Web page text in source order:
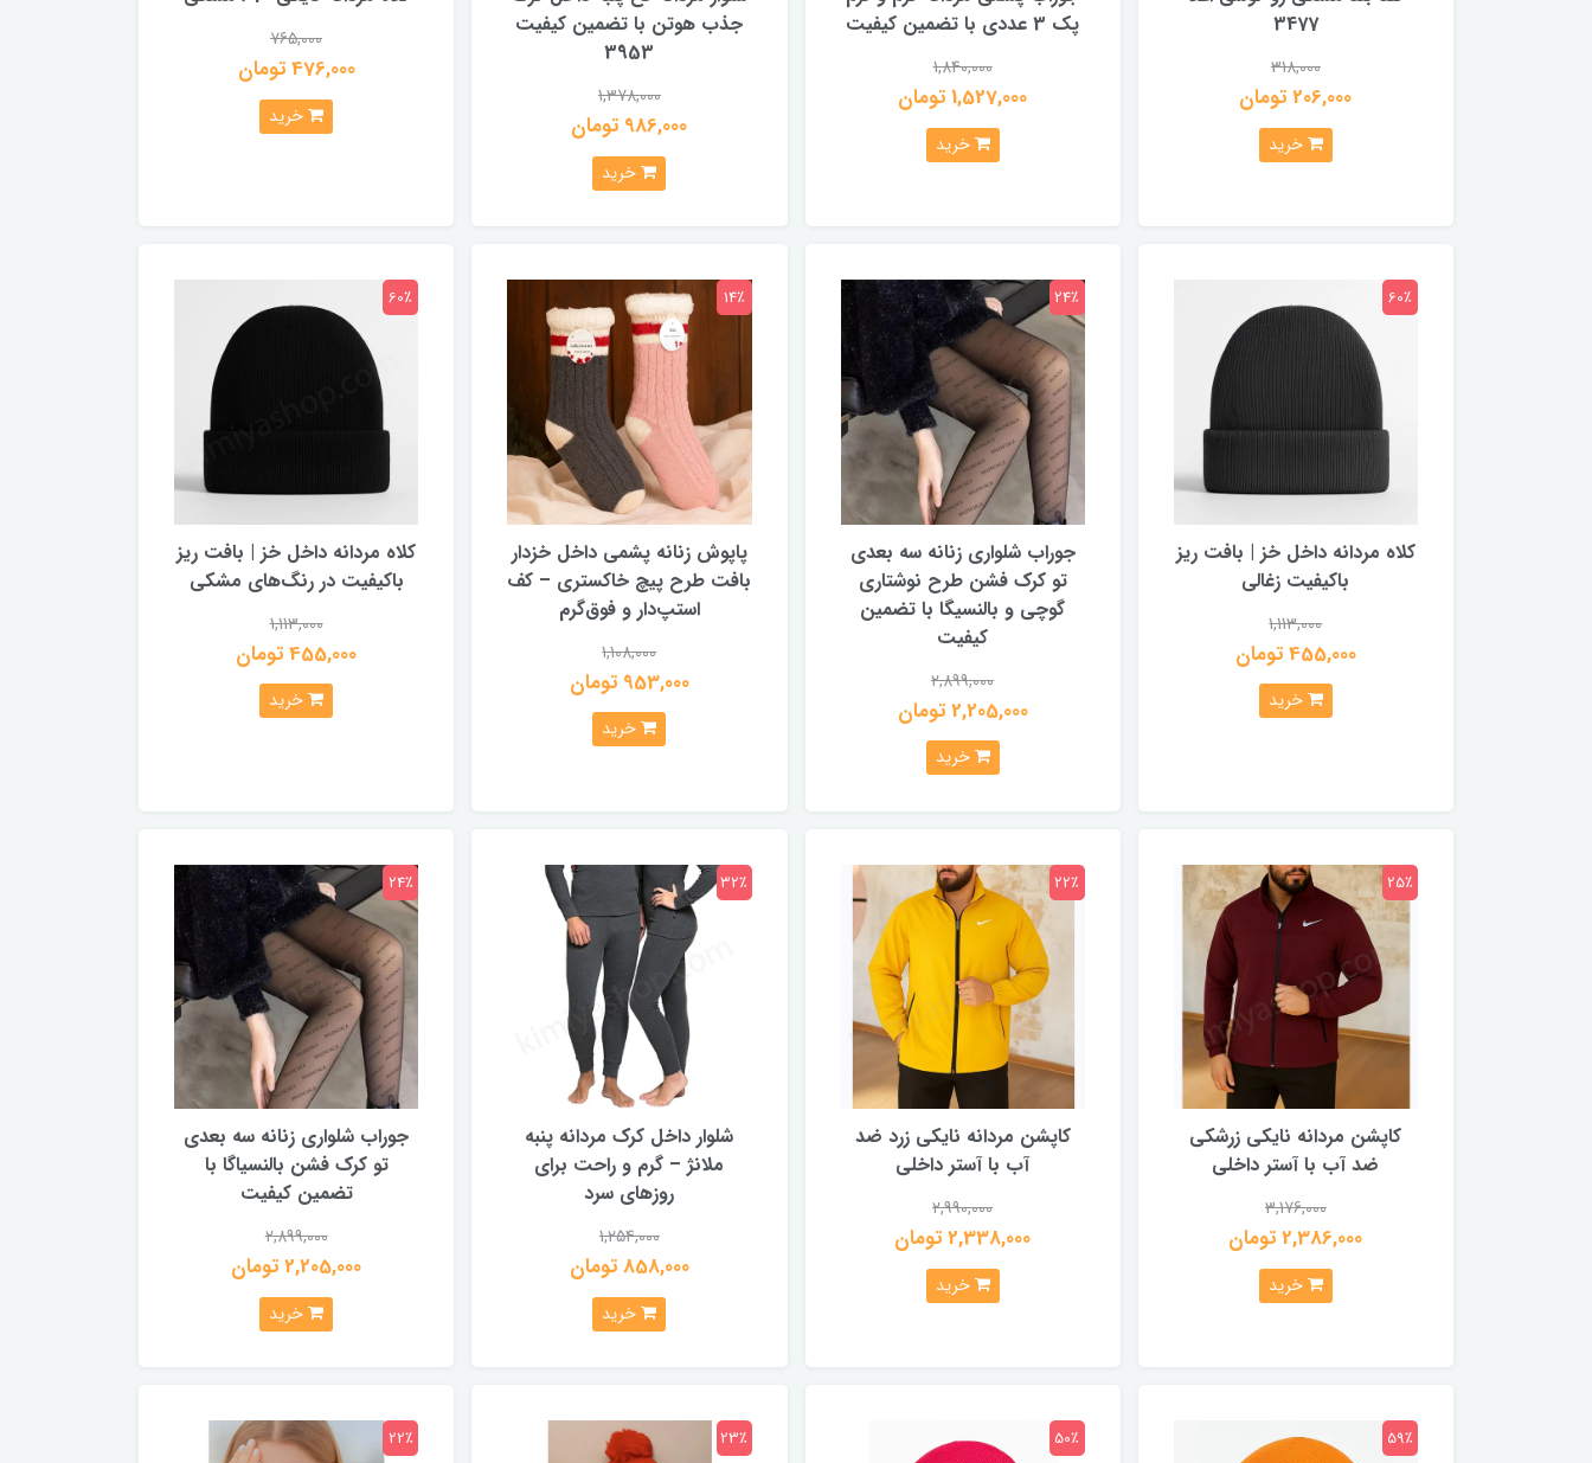
3477
318,000
206,000 تومان
خرید
پک 3 عددی با تضمین کیفیت
1,840,000
1,527,000 تومان
خرید
جذب هوتن با تضمین کیفیت
3953
1,378,000
986,000 تومان
خرید
765,000
476,000 تومان
خرید
کلاه مردانه داخل خز | بافت ریز
باکیفیت زغالی
1,113,000
455,000 تومان
60٪
خرید
جوراب شلواری زنانه سه بعدی
تو کرک فشن طرح نوشتاری
گوچی و بالنسیگا با تضمین
کیفیت
2,899,000
2,205,000 تومان
24٪
خرید
پاپوش زنانه پشمی داخل خزدار
بافت طرح پیچ خاکستری – کف
استپ‌دار و فوق‌گرم
1,108,000
953,000 تومان
14٪
خرید
کلاه مردانه داخل خز | بافت ریز
باکیفیت در رنگ‌های مشکی
1,113,000
455,000 تومان
60٪
خرید
کاپشن مردانه نایکی زرشکی
ضد آب با آستر داخلی
3,176,000
2,386,000 تومان
25٪
خرید
کاپشن مردانه نایکی زرد ضد
آب با آستر داخلی
2,990,000
2,338,000 تومان
22٪
خرید
شلوار داخل کرک مردانه پنبه
ملانژ – گرم و راحت برای
روزهای سرد
1,254,000
858,000 تومان
32٪
خرید
جوراب شلواری زنانه سه بعدی
تو کرک فشن بالنسیاگا با
تضمین کیفیت
2,899,000
2,205,000 تومان
24٪
خرید
59٪ 50٪ 23٪ 22٪